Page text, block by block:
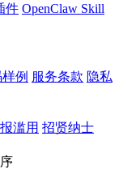
件 OpenClaw Skill
例 服务条款 隐私
滥用 招贤纳士